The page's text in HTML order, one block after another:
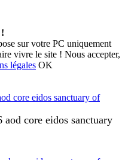
sur votre PC uniquement
vivre le site ! Nous accepter,
légales OK
core eidos sanctuary